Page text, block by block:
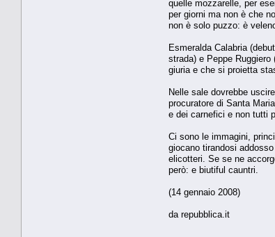
quelle mozzarelle, per
per giorni ma non è che
non è solo puzzo: è
Esmeralda Calabria
strada) e Peppe
giuria e che si proietta
Nelle sale dovrebbe
procuratore di Santa
e dei carnefici e non tutti
Ci sono le immagini,
giocano tirandosi
elicotteri. Se se ne
però: e biutiful cauntri.
(14 gennaio 2008)
da repubblica.it